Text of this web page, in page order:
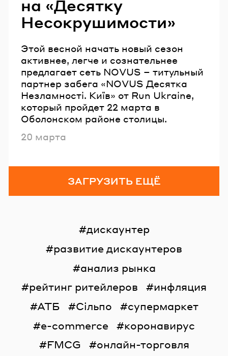
на «Десятку
Несокрушимости»
Этой весной начать новый сезон
активнее, легче и сознательнее
предлагает сеть NOVUS – титульный
партнер забега «NOVUS Десятка
Незламності. Київ» от Run Ukraine,
который пройдет 22 марта в
Оболонском районе столицы.
Опубликовано
20 марта
ЗАГРУЗИТЬ ЕЩЁ
дискаунтер
развитие дискаунтеров
анализ рынка
рейтинг ритейлеров
инфляция
АТБ
Сільпо
супермаркет
e-commerce
коронавирус
FMCG
онлайн-торговля